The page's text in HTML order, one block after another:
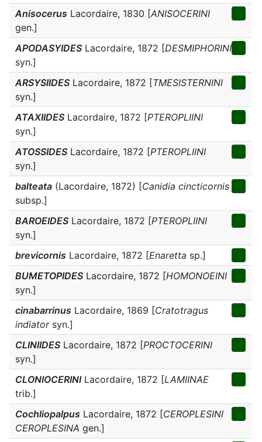
Anisocerus Lacordaire, 1830 [ANISOCERINI
gen.]
APODASYIDES Lacordaire, 1872 [DESMIPHORINI
syn.]
ARSYSIIDES Lacordaire, 1872 [TMESISTERNINI
syn.]
ATAXIIDES Lacordaire, 1872 [PTEROPLIINI
syn.]
ATOSSIDES Lacordaire, 1872 [PTEROPLIINI
syn.]
balteata (Lacordaire, 1872) [Canidia cincticornis
subsp.]
BAROEIDES Lacordaire, 1872 [PTEROPLIINI
syn.]
brevicornis Lacordaire, 1872 [Enaretta sp.]
BUMETOPIDES Lacordaire, 1872 [HOMONOEINI
syn.]
cinabarrinus Lacordaire, 1869 [Cratotragus
indiatorsyn.]
CLINIIDES Lacordaire, 1872 [PROCTOCERINI
syn.]
CLONIOCERINILacordaire, 1872 [LAMIINAE
trib.]
Cochliopalpus Lacordaire, 1872 [CEROPLESINI
CEROPLESINA gen.]